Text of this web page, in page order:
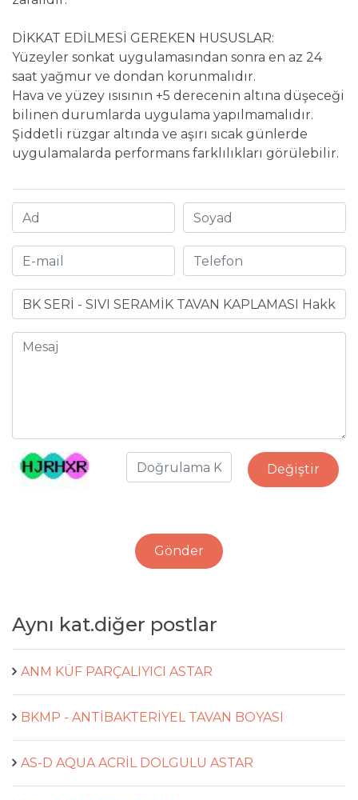
DİKKAT EDİLMESİ GEREKEN HUSUSLAR:
Yüzeyler sonkat uygulamasından sonra en az 24
saat yağmur ve dondan korunmalıdır.
Hava ve yüzey ısısının +5 derecenin altına düşeceği
bilinen durumlarda uygulama yapılmamalıdır.
Şiddetli rüzgar altında ve aşırı sıcak günlerde
uygulamalarda performans farklılıkları görülebilir.
Değiştir
Gönder
Aynı kat.diğer postlar
ANM KÜF PARÇALIYICI ASTAR
BKMP - ANTİBAKTERİYEL TAVAN BOYASI
AS-D AQUA ACRİL DOLGULU ASTAR